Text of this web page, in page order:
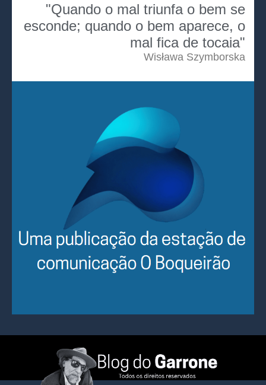
"Quando o mal triunfa o bem se
esconde; quando o bem aparece, o
mal fica de tocaia"
Wisława Szymborska